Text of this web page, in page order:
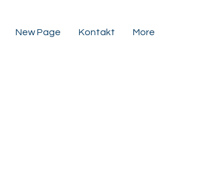
New Page Kontakt More